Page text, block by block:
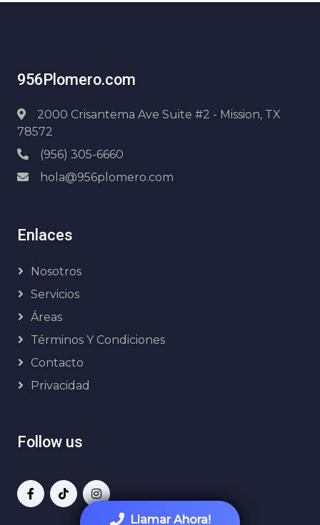
Llamar Ahora!
956Plomero.com
2000 Crisantema Ave Suite #2 - Mission, TX
78572
(956) 305-6660
hola@956plomero.com
Enlaces
Nosotros
Servicios
Áreas
Términos Y Condiciones
Contacto
Privacidad
Follow us